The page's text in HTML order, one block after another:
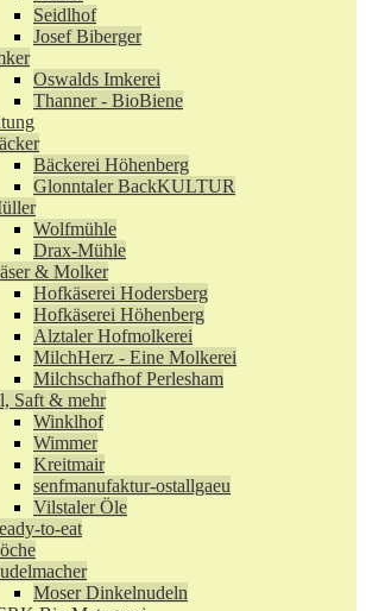
Seidlhof
Josef Biberger
Oswalds Imkerei
Thanner - BioBiene
Bäckerei Höhenberg
Glonntaler BackKULTUR
Wolfmühle
Drax-Mühle
& Molker
Hofkäserei Hodersberg
Hofkäserei Höhenberg
Alztaler Hofmolkerei
MilchHerz - Eine Molkerei
Milchschafhof Perlesham
Saft & mehr
Winklhof
Wimmer
Kreitmair
senfmanufaktur-ostallgaeu
Vilstaler Öle
to-eat
Moser Dinkelnudeln